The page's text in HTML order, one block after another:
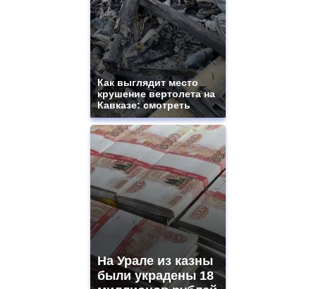
Как выглядит место
крушение вертолета на
Кавказе: смотреть
На Урале из казны
были украдены 18